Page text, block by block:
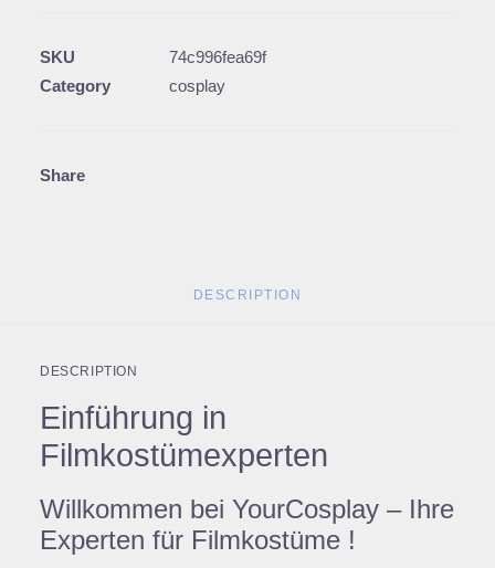
SKU
74c996fea69f
Category
cosplay
Share
DESCRIPTION
DESCRIPTION
Einführung in
Filmkostümexperten
Willkommen bei YourCosplay – Ihre
Experten für Filmkostüme !